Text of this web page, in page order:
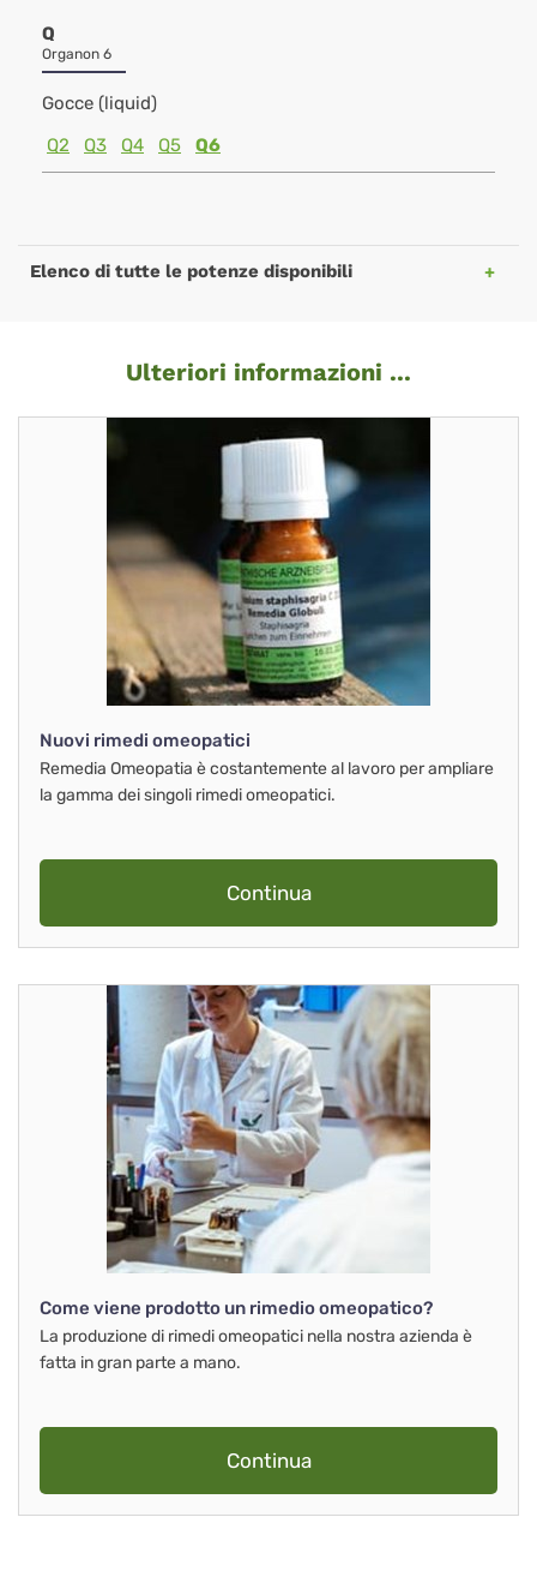
Q
Organon 6
Gocce (liquid)
Q2
Q3 Q4 Q5 Q6
Elenco di tutte le potenze disponibili
Ulteriori informazioni ...
Nuovi rimedi omeopatici
Remedia Omeopatia è costantemente al lavoro per ampliare
la gamma dei singoli rimedi omeopatici.
Continua
Come viene prodotto un rimedio omeopatico?
La produzione di rimedi omeopatici nella nostra azienda è
fatta in gran parte a mano.
Continua